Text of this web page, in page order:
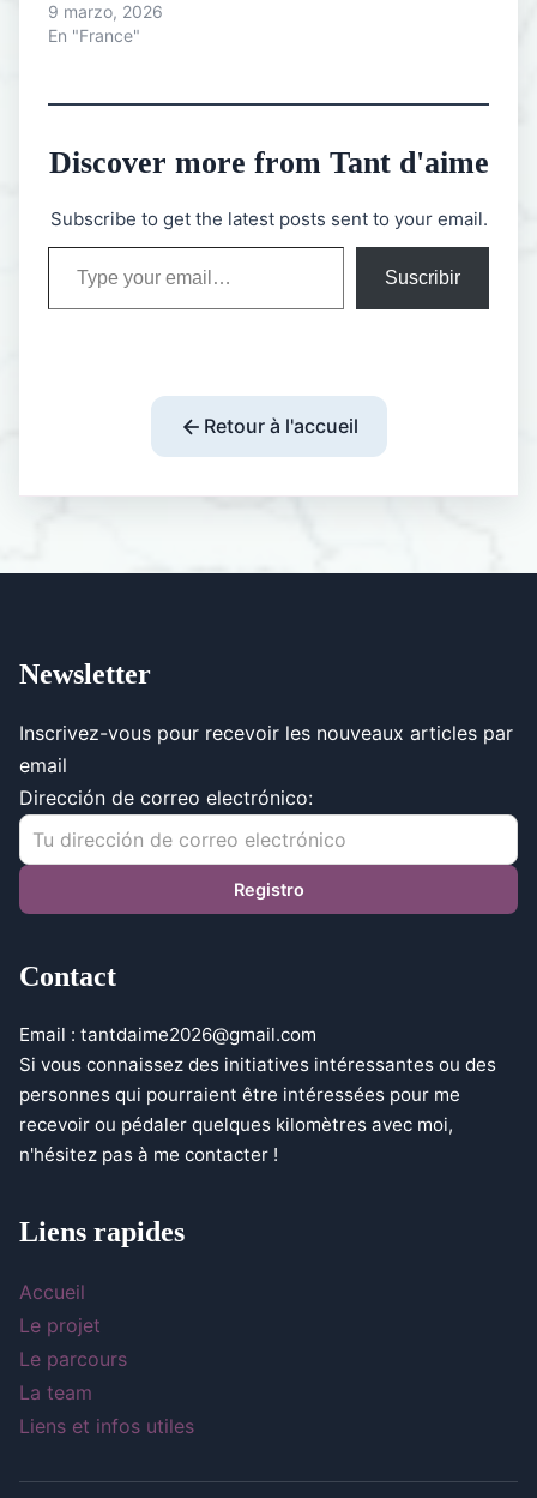
9 marzo, 2026
En "France"
Discover more from Tant d'aime
Subscribe to get the latest posts sent to your email.
Type your email…
Suscribir
Retour à l'accueil
Newsletter
Inscrivez-vous pour recevoir les nouveaux articles par
email
Dirección de correo electrónico:
Contact
Email : tantdaime2026@gmail.com
Si vous connaissez des initiatives intéressantes ou des
personnes qui pourraient être intéressées pour me
recevoir ou pédaler quelques kilomètres avec moi,
n'hésitez pas à me contacter !
Liens rapides
Accueil
Le projet
Le parcours
La team
Liens et infos utiles